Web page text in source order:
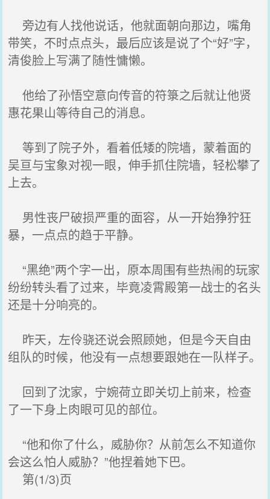
旁边有人找他说话，他就面朝向那边，嘴角
带笑，不时点点头，最后应该是说了个“好”字，
清俊脸上写满了随性慵懒。
他给了孙悟空意向传音的符箓之后就让他贤
惠花果山等待自己的消息。
等到了院子外，看着低矮的院墙，蒙着面的
吴亘与宝象对视一眼，伸手抓住院墙，轻松攀了
上去。
男性丧尸破损严重的面容，从一开始狰狞狂
暴，一点点的趋于平静。
“黑绝”两个字一出，原本周围有些热闹的玩家
纷纷转头看了过来，毕竟凌霄殿第一战士的名头
还是十分响亮的。
昨天，左伶骁还说会照顾她，但是今天自由
组队的时候，他没有一点想要跟她在一队样子。
回到了沈家，宁婉荷立即关切上前来，检查
了一下身上肉眼可见的部位。
“他和你了什么，威胁你？从前怎么不知道你
会这么怕人威胁？”他捏着她下巴。
第(1/3)页